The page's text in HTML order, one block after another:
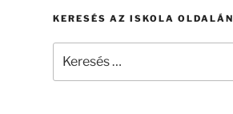
KERESÉS AZ ISKOLA OLDALÁN
következő